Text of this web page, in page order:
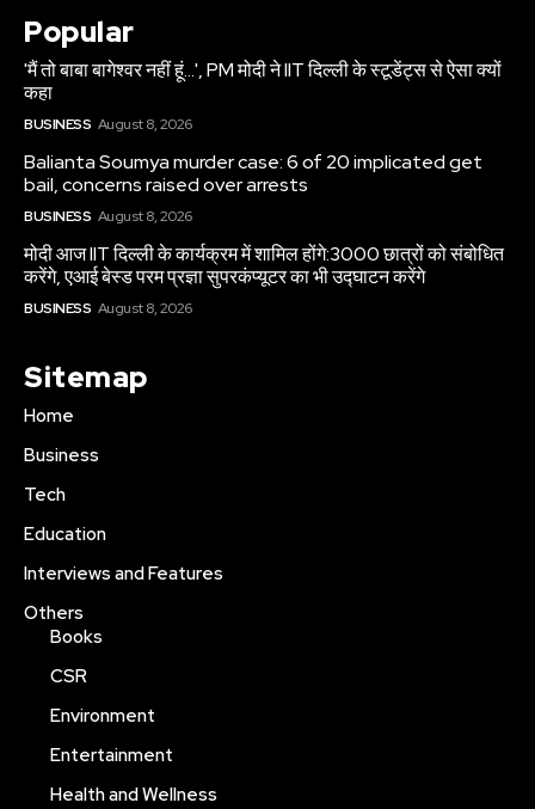
Popular
'मैं तो बाबा बागेश्वर नहीं हूं…', PM मोदी ने IIT दिल्ली के स्टूडेंट्स से ऐसा क्यों
कहा
BUSINESS August 8, 2026
Balianta Soumya murder case: 6 of 20 implicated get
bail, concerns raised over arrests
BUSINESS August 8, 2026
मोदी आज IIT दिल्ली के कार्यक्रम में शामिल होंगे:3000 छात्रों को संबोधित
करेंगे, एआई बेस्ड परम प्रज्ञा सुपरकंप्यूटर का भी उद्घाटन करेंगे
BUSINESS August 8, 2026
Sitemap
Home
Business
Tech
Education
Interviews and Features
Others
Books
CSR
Environment
Entertainment
Health and Wellness